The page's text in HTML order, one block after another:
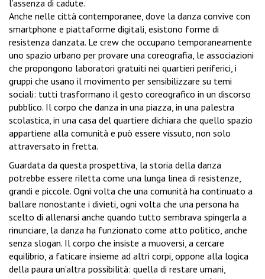
l’assenza di cadute.
Anche nelle città contemporanee, dove la danza convive con
smartphone e piattaforme digitali, esistono forme di
resistenza danzata. Le crew che occupano temporaneamente
uno spazio urbano per provare una coreografia, le associazioni
che propongono laboratori gratuiti nei quartieri periferici, i
gruppi che usano il movimento per sensibilizzare su temi
sociali: tutti trasformano il gesto coreografico in un discorso
pubblico. Il corpo che danza in una piazza, in una palestra
scolastica, in una casa del quartiere dichiara che quello spazio
appartiene alla comunità e può essere vissuto, non solo
attraversato in fretta.
Guardata da questa prospettiva, la storia della danza
potrebbe essere riletta come una lunga linea di resistenze,
grandi e piccole. Ogni volta che una comunità ha continuato a
ballare nonostante i divieti, ogni volta che una persona ha
scelto di allenarsi anche quando tutto sembrava spingerla a
rinunciare, la danza ha funzionato come atto politico, anche
senza slogan. Il corpo che insiste a muoversi, a cercare
equilibrio, a faticare insieme ad altri corpi, oppone alla logica
della paura un’altra possibilità: quella di restare umani,